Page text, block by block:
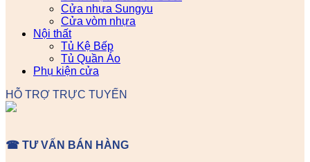
Cửa nhựa Sungyu
Cửa vòm nhựa
Nội thất
Tủ Kệ Bếp
Tủ Quần Áo
Phụ kiện cửa
HỖ TRỢ TRỰC TUYẾN
☎ TƯ VẤN BÁN HÀNG